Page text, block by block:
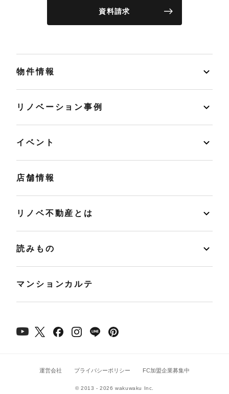
資料請求
物件情報
リノベーション事例
イベント
店舗情報
リノベ不動産とは
読みもの
マンションカルテ
© 2013 - 2026 wakuwaku Inc.
運営会社 プライバシーポリシー FC加盟企業募集中